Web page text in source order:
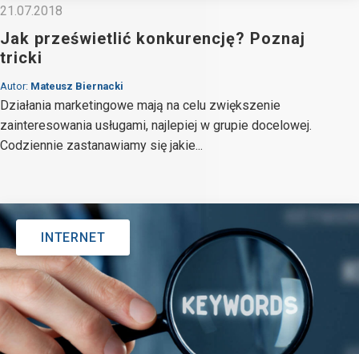
21.07.2018
Jak prześwietlić konkurencję? Poznaj
tricki
Autor: Mateusz Biernacki
Działania marketingowe mają na celu zwiększenie
zainteresowania usługami, najlepiej w grupie docelowej.
Codziennie zastanawiamy się jakie...
INTERNET